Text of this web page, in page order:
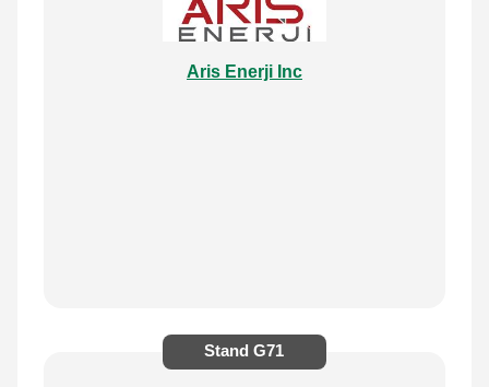
Aris Enerji Inc
Stand G71